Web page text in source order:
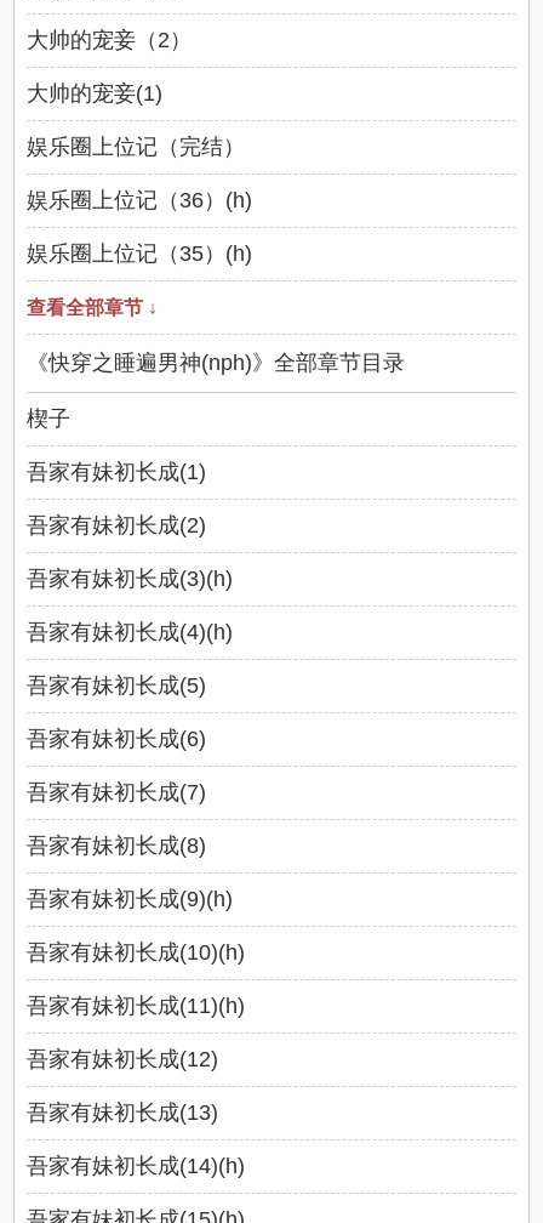
大帅的宠妾（2）
大帅的宠妾(1)
娱乐圈上位记（完结）
娱乐圈上位记（36）(h)
娱乐圈上位记（35）(h)
查看全部章节 ↓
《快穿之睡遍男神(nph)》全部章节目录
楔子
吾家有妹初长成(1)
吾家有妹初长成(2)
吾家有妹初长成(3)(h)
吾家有妹初长成(4)(h)
吾家有妹初长成(5)
吾家有妹初长成(6)
吾家有妹初长成(7)
吾家有妹初长成(8)
吾家有妹初长成(9)(h)
吾家有妹初长成(10)(h)
吾家有妹初长成(11)(h)
吾家有妹初长成(12)
吾家有妹初长成(13)
吾家有妹初长成(14)(h)